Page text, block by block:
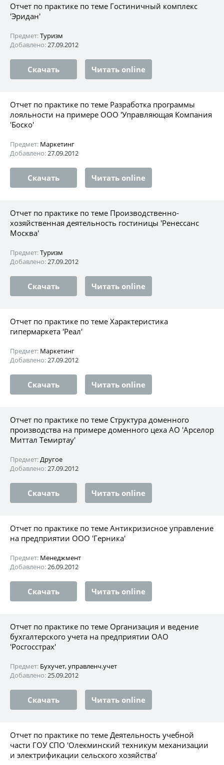
Отчет по практике по теме Гостиничный комплекс
'Эридан'
Предмет:Туризм
Добавлено:27.09.2012
Скачать Читать online
Отчет по практике по теме Разработка программы
лояльности на примере ООО 'Управляющая Компания
'Боско'
Предмет: Маркетинг
Добавлено:27.09.2012
Скачать Читать online
Отчет по практике по теме Производственно-
хозяйственная деятельность гостиницы 'Ренессанс
Москва'
Предмет:Туризм
Добавлено:27.09.2012
Скачать Читать online
Отчет по практике по теме Характеристика
гипермаркета 'Реал'
Предмет: Маркетинг
Добавлено:27.09.2012
Скачать Читать online
Отчет по практике по теме Структура доменного
производства на примере доменного цеха АО 'Арселор
Миттал Темиртау'
Предмет:Другое
Добавлено:27.09.2012
Скачать Читать online
Отчет по практике по теме Антикризисное управление
на предприятии ООО 'Герника'
Предмет: Менеджмент
Добавлено:26.09.2012
Скачать Читать online
Отчет по практике по теме Организация и ведение
бухгалтерского учета на предприятии ОАО
'Росгосстрах'
Предмет: Бухучет, управленч.учет
Добавлено:25.09.2012
Скачать Читать online
Отчет по практике по теме Деятельность учебной
части ГОУ СПО 'Олекминский техникум механизации
и электрификации сельского хозяйства'